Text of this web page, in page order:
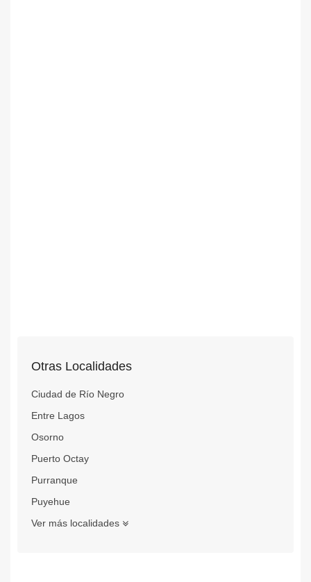
Otras Localidades
Ciudad de Río Negro
Entre Lagos
Osorno
Puerto Octay
Purranque
Puyehue
Ver más localidades